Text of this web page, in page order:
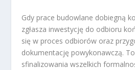
Gdy prace budowlane dobiegną
zgłasza inwestycję do odbioru
się w proces odbiorów oraz
dokumentację powykonawczą.
sfinalizowania wszelkich